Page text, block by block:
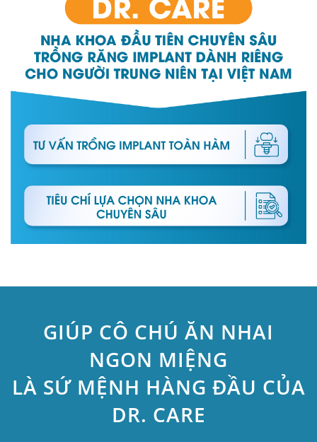
GIÚP CÔ CHÚ ĂN NHAI
NGON MIỆNG
LÀ SỨ MỆNH HÀNG ĐẦU CỦA
DR. CARE